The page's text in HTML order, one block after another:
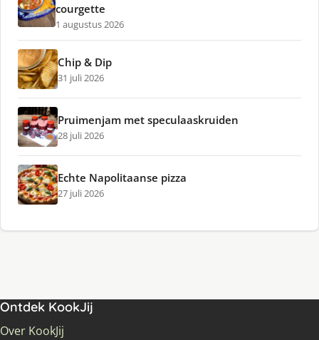
courgette
1 augustus 2026
Chip & Dip
31 juli 2026
Pruimenjam met speculaaskruiden
28 juli 2026
Echte Napolitaanse pizza
27 juli 2026
Ontdek KookJij
Over KookJij